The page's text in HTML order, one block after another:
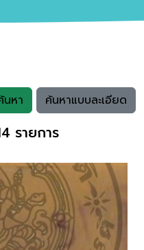
นหา ค้นหาแบบละเอียด
รายการ